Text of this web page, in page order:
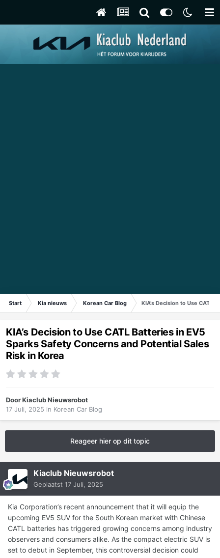
Start Kia nieuws Korean Car Blog KIA’s Decision to Use CATL
KIA’s Decision to Use CATL Batteries in EV5
Sparks Safety Concerns and Potential Sales
Risk in Korea
DoorKiaclub Nieuwsrobot
17 Juli, 2025 in Korean Car Blog
Reageer hier op dit topic
Kiaclub Nieuwsrobot
Geplaatst 17 Juli, 2025
Kia Corporation’s recent announcement that it will equip the
upcoming EV5 SUV for the South Korean market with Chinese
CATL batteries has triggered growing concerns among industry
observers and consumers alike. As the compact electric SUV is
set to debut in September, this controversial decision could